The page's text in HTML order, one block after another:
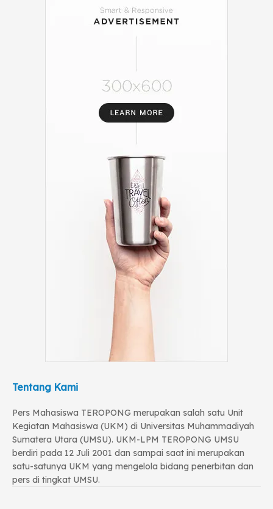
Tentang Kami
Pers Mahasiswa TEROPONG merupakan salah satu Unit
Kegiatan Mahasiswa (UKM) di Universitas Muhammadiyah
Sumatera Utara (UMSU). UKM-LPM TEROPONG UMSU
berdiri pada 12 Juli 2001 dan sampai saat ini merupakan
satu-satunya UKM yang mengelola bidang penerbitan dan
pers di tingkat UMSU.